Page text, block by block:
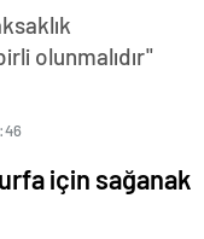
olunmalıdır"
için sağanak